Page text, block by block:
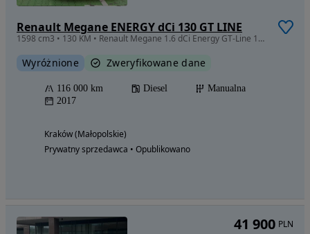
Renault Megane ENERGY dCi 130 GT LINE
1598 cm3 • 130 KM • Renault Megane 1.6 dCi Energy GT-Line 130 KM
Wyróżnione Zweryfikowane dane
116 000 km Diesel
Manualna
2017
Kraków (Małopolskie)
Prywatny sprzedawca • Opublikowano
41 900 PLN